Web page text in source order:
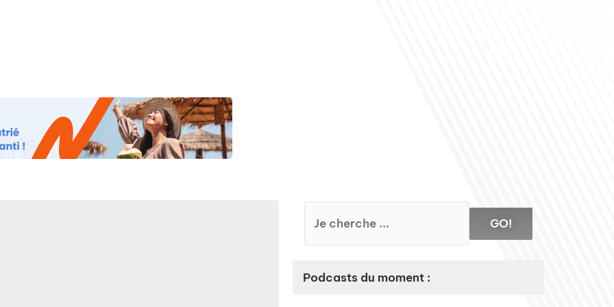
GO!
Podcasts du moment :